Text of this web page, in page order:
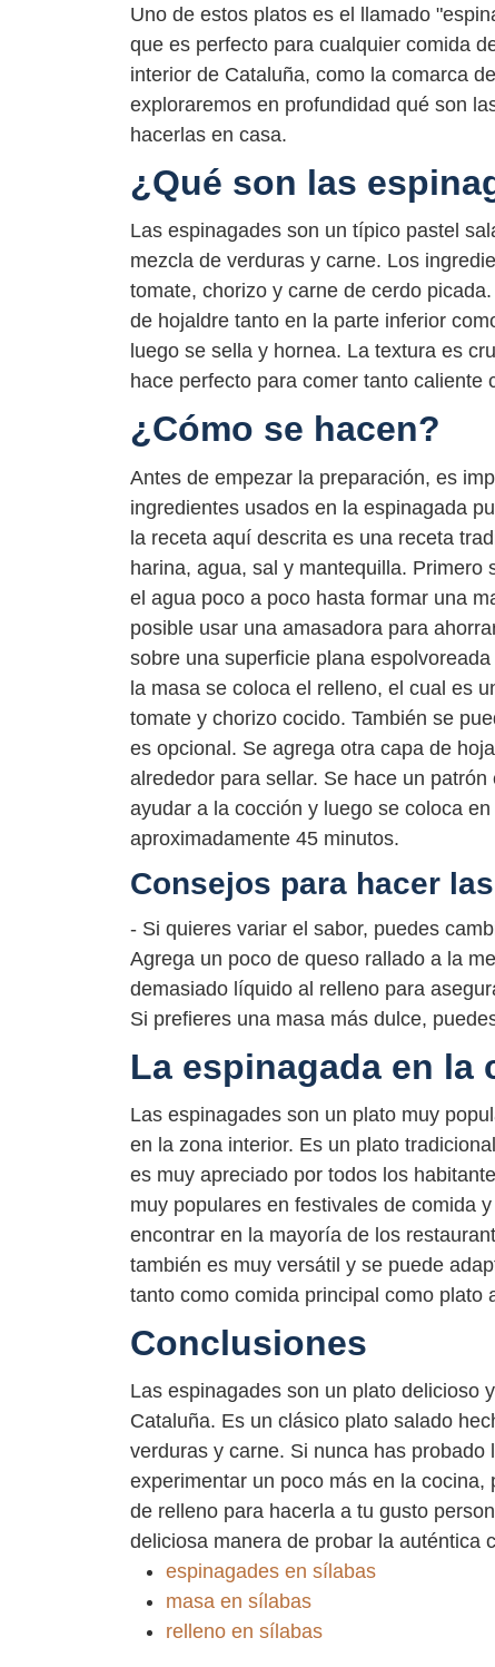
Uno de estos platos es el llamado
que es perfecto para cualquier comida
interior de Cataluña, como la comarca
exploraremos en profundidad qué son
hacerlas en casa.
¿Qué son las
Las espinagades son un típico pastel
mezcla de verduras y carne. Los
tomate, chorizo y carne de cerdo
de hojaldre tanto en la parte inferior
luego se sella y hornea. La textura es
hace perfecto para comer tanto caliente
¿Cómo se hacen?
Antes de empezar la preparación, es
ingredientes usados en la espinagada
la receta aquí descrita es una receta
harina, agua, sal y mantequilla.
el agua poco a poco hasta formar una
posible usar una amasadora para
sobre una superficie plana
la masa se coloca el relleno, el cual es
tomate y chorizo cocido. También se
es opcional. Se agrega otra capa de
alrededor para sellar. Se hace un
ayudar a la cocción y luego se coloca
aproximadamente 45 minutos.
Consejos para hacer
- Si quieres variar el sabor, puedes
Agrega un poco de queso rallado a la
demasiado líquido al relleno para
Si prefieres una masa más dulce,
La espinagada en la
Las espinagades son un plato muy
en la zona interior. Es un plato
es muy apreciado por todos los
muy populares en festivales de comida
encontrar en la mayoría de los
también es muy versátil y se puede
tanto como comida principal como plato
Conclusiones
Las espinagades son un plato delicioso
Cataluña. Es un clásico plato salado
verduras y carne. Si nunca has
experimentar un poco más en la
de relleno para hacerla a tu gusto
deliciosa manera de probar la auténtica
espinagades en sílabas
masa en sílabas
relleno en sílabas